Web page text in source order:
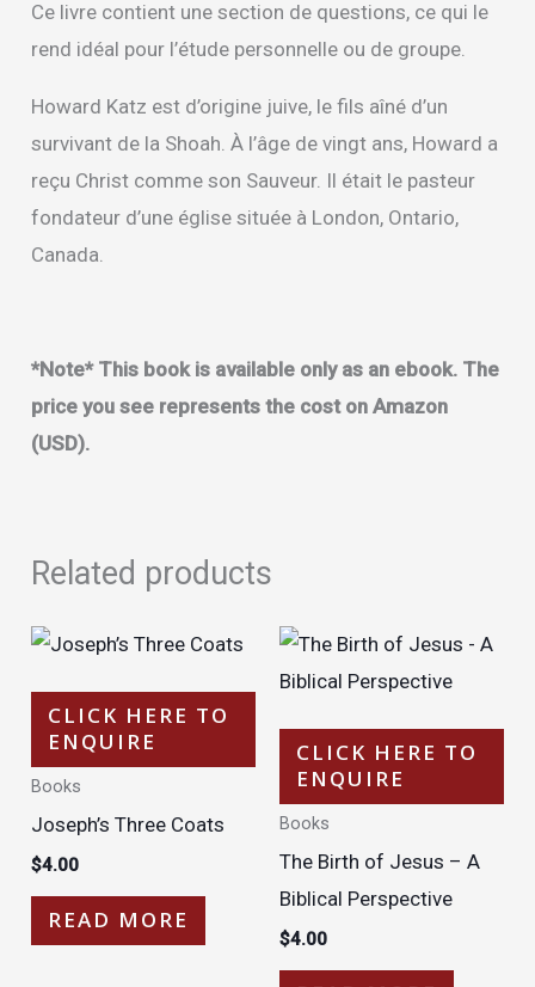
Ce livre contient une section de questions, ce qui le
rend idéal pour l’étude personnelle ou de groupe.
Howard Katz est d’origine juive, le fils aîné d’un
survivant de la Shoah. À l’âge de vingt ans, Howard a
reçu Christ comme son Sauveur. Il était le pasteur
fondateur d’une église située à London, Ontario,
Canada.
*Note* This book is available only as an ebook. The
price you see represents the cost on Amazon
(USD).
Related products
CLICK HERE TO
ENQUIRE
Books
Joseph’s Three Coats
$4.00
READ MORE
CLICK HERE TO
ENQUIRE
Books
The Birth of Jesus – A
Biblical Perspective
$4.00